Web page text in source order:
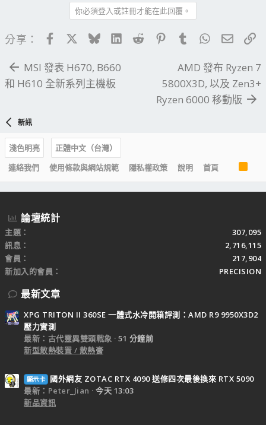
你必須登入或註冊才能在此回覆。
分享： FacebookBlueskyLinkedIn
Reddit PinterestTumblrWhatsApp
電子
MSI 發表 H670, B660
和 H610 全新系列主機板
AMD 發布 Ryzen 7
5800X3D, 以及 Zen3+
Ryzen 6000 移動版
新訊
淺色明亮
正體中文（台灣）
連絡我們
使用條款與網站規範 隱私權政策 說明 首頁
R
S
S
論壇統計
主題
307,095
訊息
2,716,115
會員
217,904
新加入的會員
PRECISION
最新文章
XPG TRITON II 360SE 一體式水冷開箱評測：AMD R9 9950X3D2
壓力實測
最新：古代靈異雙頭戰象
51 分鐘前
新型散熱裝置 / 散熱膏
顯示卡
國外網友 ZOTAC RTX 4090 送修四次最後換來 RTX 5090
最新：Peter_Jian
今天 13:03
新品資訊